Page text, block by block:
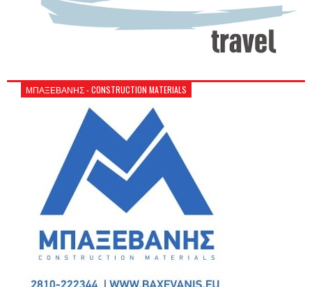
ΜΠΑΞΕΒΑΝΗΣ - CONSTRUCTION MATERIALS